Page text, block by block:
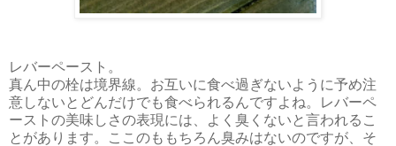
レバーペースト。
真ん中の栓は境界線。お互いに食べ過ぎないように予め注
意しないとどんだけでも食べられるんですよね。レバーペ
ーストの美味しさの表現には、よく臭くないと言われるこ
とがあります。ここのももちろん臭みはないのですが、そ